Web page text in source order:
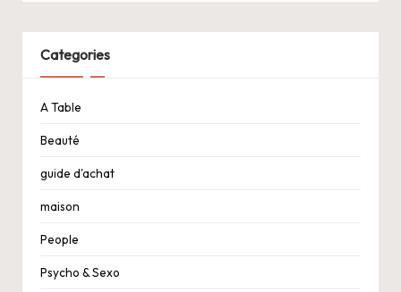
Categories
A Table
Beauté
guide d'achat
maison
People
Psycho & Sexo